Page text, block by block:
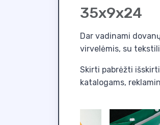
35x9x24
Dar vadinami
virvelėmis, su
Skirti pabrėžti
katalogams,